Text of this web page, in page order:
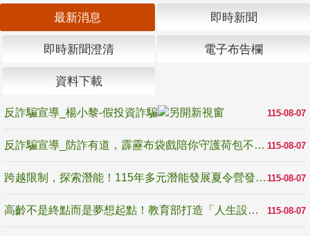
最新消息 即時新聞
即時新聞澄清 電子布告欄
資料下載
115-08-07
反詐騙宣導_楊小黎-假投資詐騙
115-08-07
反詐騙宣導_防詐有道，霹靂布袋戲陪你守護荷包不受騙
115-08-07
跨越限制，探索潛能！115年多元潛能發展夏令營發掘生命無限可能
115-08-07
高齡不是終點而是夢想起點！教育部打造「人生設計夢工場」 參展第3屆高齡健康產業博覽會